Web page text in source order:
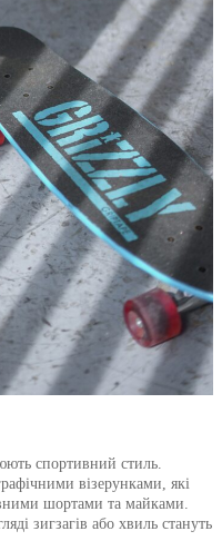
спортивний стиль.
візерунками, які
шортами та майками.
зигзагів або хвиль стануть